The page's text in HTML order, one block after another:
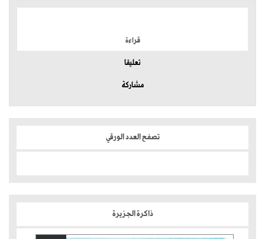
قراءة
تعليقا
مشاركة
تصفح العدد الورقي
ذاكرة الجزيرة